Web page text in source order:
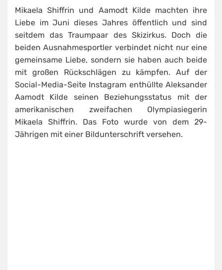
Mikaela Shiffrin und Aamodt Kilde machten ihre
Liebe im Juni dieses Jahres öffentlich und sind
seitdem das Traumpaar des Skizirkus. Doch die
beiden Ausnahmesportler verbindet nicht nur eine
gemeinsame Liebe, sondern sie haben auch beide
mit großen Rückschlägen zu kämpfen. Auf der
Social-Media-Seite Instagram enthüllte Aleksander
Aamodt Kilde seinen Beziehungsstatus mit der
amerikanischen zweifachen Olympiasiegerin
Mikaela Shiffrin. Das Foto wurde von dem 29-
Jährigen mit einer Bildunterschrift versehen.